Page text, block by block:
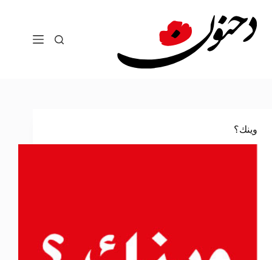
المحتوى
وينك؟